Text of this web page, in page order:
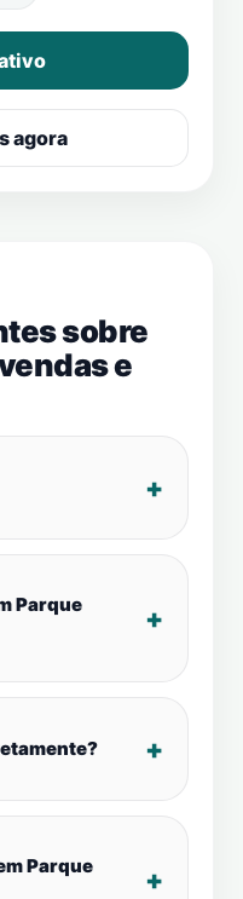
agora
sobre
e
Parque
Parque